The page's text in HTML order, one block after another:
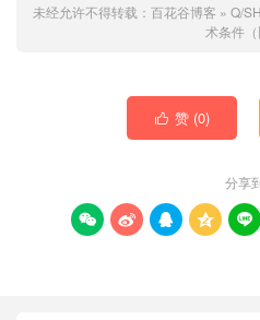
未经允许不得转载： 百花谷博客 » Q/
术条件（
 赞 (0)
分享
    